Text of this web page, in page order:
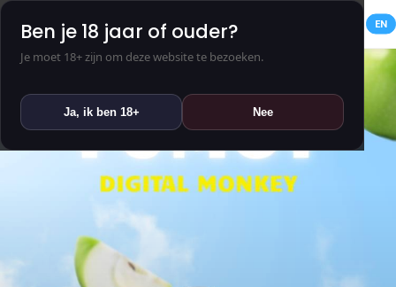
Ben je 18 jaar of ouder?
Je moet 18+ zijn om deze website te bezoeken.
Ja, ik ben 18+ Nee
EN